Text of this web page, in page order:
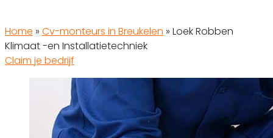
Home » Cv-monteurs in Breukelen » Loek Robben
Klimaat -en Installatietechniek
Claim je bedrijf